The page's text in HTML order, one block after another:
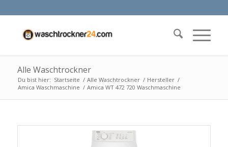
Alle Waschtrockner
Du bist hier: Startseite / Alle Waschtrockner / Hersteller /
Amica Waschmaschine / Amica WT 472 720 Waschmaschine